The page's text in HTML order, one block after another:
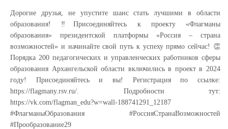
Дорогие друзья, не упустите шанс стать лучшими в области
образования! ‼Присоединяйтесь к проекту «Флагманы
образования» президентской платформы «Россия – страна
возможностей» и начинайте свой путь к успеху прямо сейчас! 👏
Порядка 200 педагогических и управленческих работников сферы
образования Архангельской области включились в проект в 2024
году! Присоединяйтесь и вы! Регистрация по ссылке:
https://flagmany.rsv.ru/. Подробности тут:
https://vk.com/flagman_edu?w=wall-188741291_12187
#ФлагманыОбразования #РоссияСтранаВозможностей
#Прообразование29